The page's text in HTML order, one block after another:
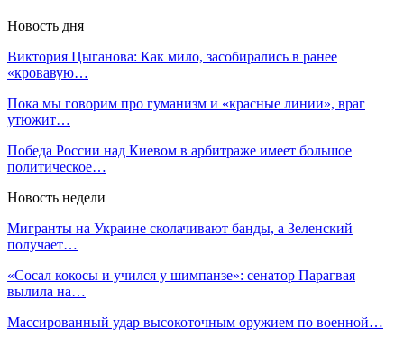
Новость дня
Виктория Цыганова: Как мило, засобирались в ранее
«кровавую…
Пока мы говорим про гуманизм и «красные линии», враг
утюжит…
Победа России над Киевом в арбитраже имеет большое
политическое…
Новость недели
Мигранты на Украине сколачивают банды, а Зеленский
получает…
«Сосал кокосы и учился у шимпанзе»: сенатор Парагвая
вылила на…
Массированный удар высокоточным оружием по военной…